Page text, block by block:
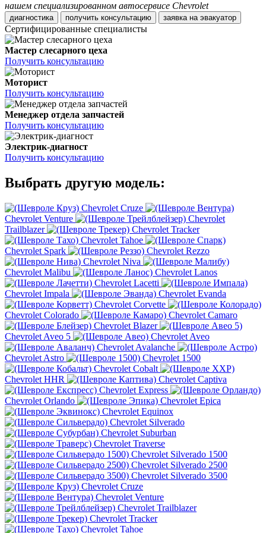
нашем специализированном автосервисе Chevrolet
диагностика получить консультацию заявка на эвакуатор
Сертифицированные специалисты
Мастер слесарного цеха
Получить консультацию
Моторист
Получить консультацию
Менеджер отдела запчастей
Получить консультацию
Электрик-диагност
Получить консультацию
Выбрать другую модель:
Chevrolet Cruze
Chevrolet Venture
Chevrolet
Trailblazer
Chevrolet Tracker
Chevrolet Tahoe
Chevrolet Spark
Chevrolet Rezzo
Chevrolet Niva
Chevrolet Malibu
Chevrolet Lanos
Chevrolet Lacetti
Chevrolet Impala
Chevrolet Evanda
Chevrolet Corvette
Chevrolet Colorado
Chevrolet Camaro
Chevrolet Blazer
Chevrolet Aveo 5
Chevrolet Aveo
Chevrolet Avalanche
Chevrolet Astro
Chevrolet 1500
Chevrolet Cobalt
Chevrolet HHR
Chevrolet Captiva
Chevrolet Express
Chevrolet Orlando
Chevrolet Epica
Chevrolet Equinox
Chevrolet Silverado
Chevrolet Suburban
Chevrolet Traverse
Chevrolet Silverado 1500
Chevrolet Silverado 2500
Chevrolet Silverado 3500
Chevrolet Cruze
Chevrolet Venture
Chevrolet Trailblazer
Chevrolet Tracker
Chevrolet Tahoe